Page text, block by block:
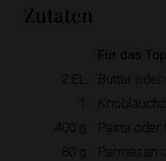
Zutaten
Für das
2 EL
Butter oder
1
400 g
Pasta oder
80 g
Parmesan